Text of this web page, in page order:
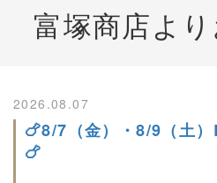
富塚商店より
2026.08.07
🍗8/7（金）・8/9（土
🍗